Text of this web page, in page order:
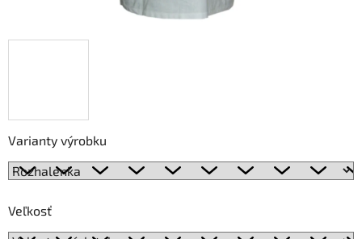
Varianty výrobku
Veľkosť